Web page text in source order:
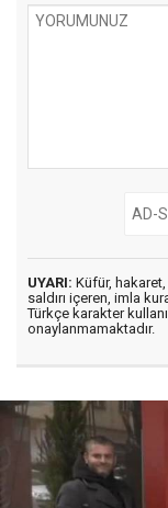
UYARI: Küfür,
saldırı içeren, imla
Türkçe karakter
onaylanmamaktadır.